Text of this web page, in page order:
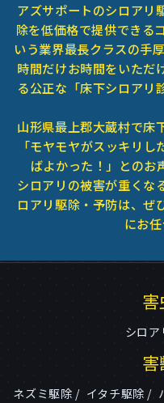
アズサポートのシロアリ
除を低価格で提供できる
いう業界最長クラスの手
時間だけお時間をいただ
る公正な「床下シロアリ
山形県最上郡大蔵村で床
「モヤモヤがスッキリ
ばよかった！」とのお
シロアリの被害が重くな
ロアリ駆除・予防は、ぜ
にお任
シロ
ネズミ駆除 イタチ駆除